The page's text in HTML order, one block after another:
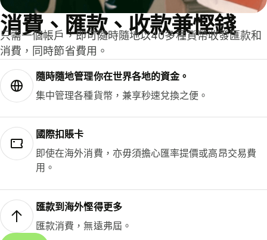
消費、匯款、收款兼慳錢
只需一個帳戶，即可隨時隨地以40多種貨幣收發匯款和
消費，同時節省費用。
隨時隨地管理你在世界各地的資金。
集中管理各種貨幣，兼享秒速兌換之便。
國際扣賬卡
即使在海外消費，亦毋須擔心匯率提價或高昂交易費
用。
匯款到海外慳得更多
匯款消費，無遠弗屆。